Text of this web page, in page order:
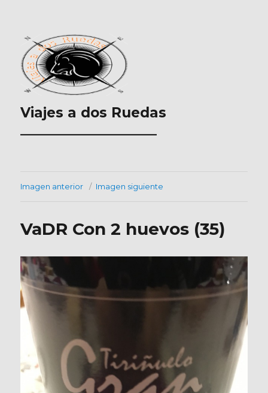
Viajes a dos Ruedas
___________________
Imagen anterior Imagen siguiente
VaDR Con 2 huevos (35)